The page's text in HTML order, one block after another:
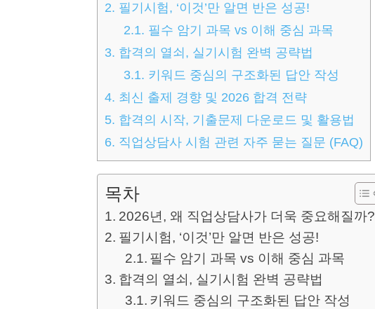
2. 필기시험, ‘이것’만 알면 반은 성공!
2.1. 필수 암기 과목 vs 이해 중심 과목
3. 합격의 열쇠, 실기시험 완벽 공략법
3.1. 키워드 중심의 구조화된 답안 작성
4. 최신 출제 경향 및 2026 합격 전략
5. 합격의 시작, 기출문제 다운로드 및 활용법
6. 직업상담사 시험 관련 자주 묻는 질문 (FAQ)
목차
2026년, 왜 직업상담사가 더욱 중요해질까?
필기시험, ‘이것’만 알면 반은 성공!
필수 암기 과목 vs 이해 중심 과목
합격의 열쇠, 실기시험 완벽 공략법
키워드 중심의 구조화된 답안 작성